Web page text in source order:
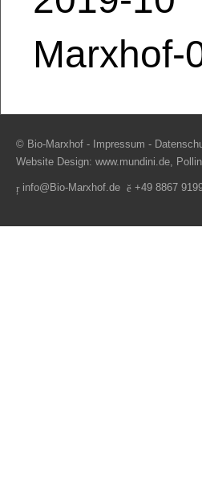
Marxhof-
© Bio-Marxhof - Impressum -
Website Design: www.mundini.de,
info@Bio-Marxhof.de +49 8867